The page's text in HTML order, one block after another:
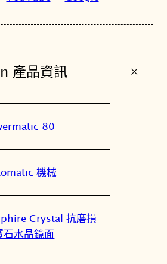
產品資訊 +
80
機械
Crystal 抗磨損
石水晶鏡面